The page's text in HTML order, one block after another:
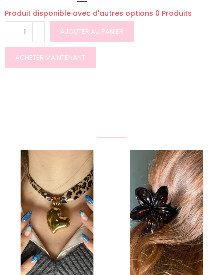
Produit disponible avec d'autres options 0 Produits
AJOUTER AU PANIER
ACHETER MAINTENANT